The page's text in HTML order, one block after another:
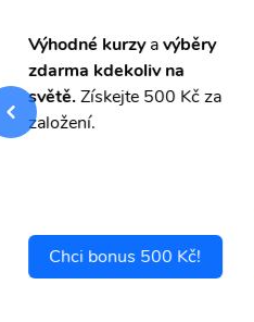
Výhodné kurzyavýběry
zdarma kdekoliv na
světě.Získejte 500 Kč za
založení.
Chci bonus 500 Kč!